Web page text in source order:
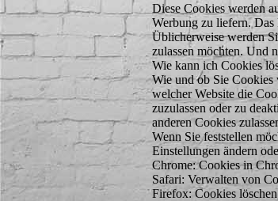
Diese Cookies werden
Werbung zu liefern. Das
Üblicherweise werden
zulassen möchten. Und
Wie kann ich Cookies
Wie und ob Sie Cookies
welcher Website die
zuzulassen oder zu
anderen Cookies
Wenn Sie feststellen
Einstellungen ändern
Chrome: Cookies in
Safari: Verwalten von
Firefox: Cookies